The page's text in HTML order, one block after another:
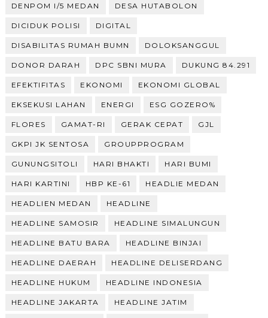
DENPOM I/5 MEDAN DESA HUTABOLON
DICIDUK POLISI DIGITAL
DISABILITAS RUMAH BUMN DOLOKSANGGUL
DONOR DARAH DPC SBNI MURA DUKUNG 84.291
EFEKTIFITAS EKONOMI EKONOMI GLOBAL
EKSEKUSI LAHAN ENERGI ESG GOZERO%
FLORES GAMAT-RI GERAK CEPAT GJL
GKPI JK SENTOSA GROUPPROGRAM
GUNUNGSITOLI HARI BHAKTI HARI BUMI
HARI KARTINI HBP KE-61 HEADLIE MEDAN
HEADLIEN MEDAN HEADLINE
HEADLINE SAMOSIR HEADLINE SIMALUNGUN
HEADLINE BATU BARA HEADLINE BINJAI
HEADLINE DAERAH HEADLINE DELISERDANG
HEADLINE HUKUM HEADLINE INDONESIA
HEADLINE JAKARTA HEADLINE JATIM